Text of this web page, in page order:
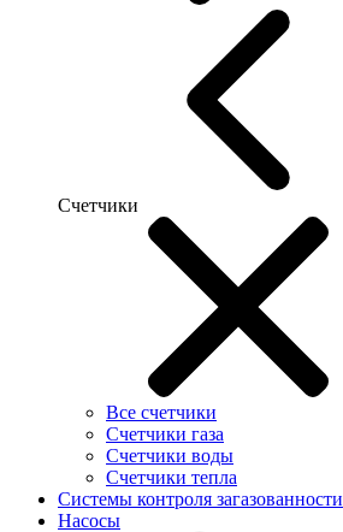
Счетчики
Все счетчики
Счетчики газа
Счетчики воды
Счетчики тепла
Системы контроля загазованности
Насосы